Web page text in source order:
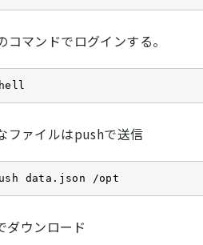
マンドでログインする。
ファイルはpushで送信
data.json /opt
ウンロード